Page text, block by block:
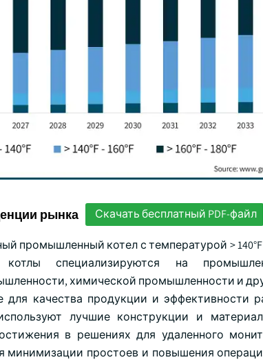
рынка Скачать бесплатный PDF-файл
промышленный котел с температурой > 140°F
специализируются на
химической промышленности и
качества продукции и эффективности
лучшие конструкции и
в решениях для удаленного
минимизации простоев и повышения